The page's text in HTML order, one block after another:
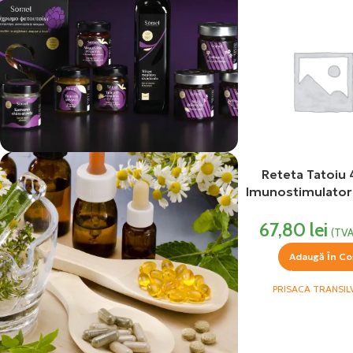
vezi si...
Produse Alimentare
Reteta Tatoiu
Imunostimulator
67,80 lei
Adaugă În
PRISACA